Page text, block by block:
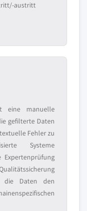
austritt
eine manuelle
gefilterte Daten
Fehler zu
Systeme
Expertenprüfung
die Daten den